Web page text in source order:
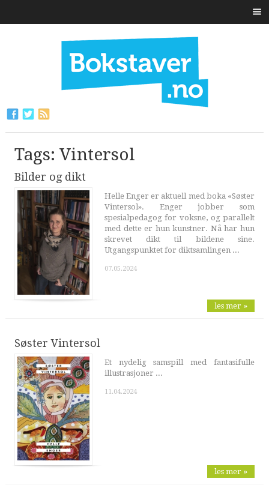
Tags: Vintersol
Bilder og dikt
Helle Enger er aktuell med boka «Søster
Vintersol». Enger jobber som
spesialpedagog for voksne, og parallelt
med dette er hun kunstner. Nå har hun
skrevet dikt til bildene sine.
Utgangspunktet for diktsamlingen ...
07.05.2024
les mer »
Søster Vintersol
Et nydelig samspill med fantasifulle
illustrasjoner ...
11.04.2024
les mer »